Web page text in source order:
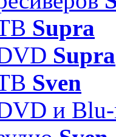
Supra
Supra
Sven
и